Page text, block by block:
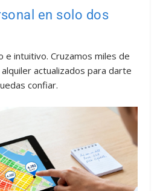
en solo dos
e intuitivo. Cruzamos miles de
actualizados para darte
confiar.